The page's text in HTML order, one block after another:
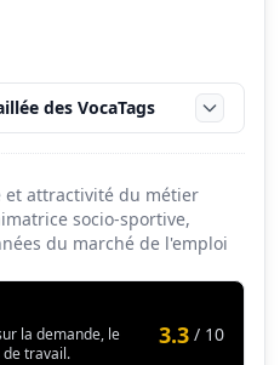
des VocaTags
attractivité du métier
socio-sportive,
du marché de l'emploi
la demande, le
travail.
3.3 / 10